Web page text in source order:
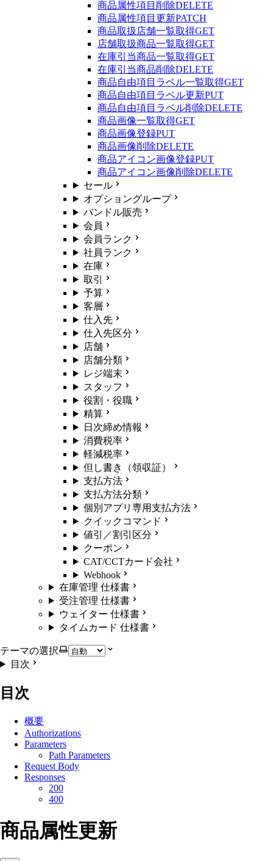
商品属性項目削除DELETE
商品属性項目更新PATCH
商品取扱店舗一覧取得GET
店舗取扱商品一覧取得GET
在庫引当商品一覧取得GET
在庫引当商品削除DELETE
商品自由項目ラベル一覧取得GET
商品自由項目ラベル更新PUT
商品自由項目ラベル削除DELETE
商品画像一覧取得GET
商品画像登録PUT
商品画像削除DELETE
商品アイコン画像登録PUT
商品アイコン画像削除DELETE
セール
オプショングループ
バンドル販売
会員
会員ランク
社員ランク
在庫
取引
予算
客層
仕入先
仕入先区分
店舗
店舗分類
レジ端末
スタッフ
役割・役職
精算
日次締め情報
消費税率
軽減税率
但し書き（領収証）
支払方法
支払方法分類
個別アプリ専用支払方法
クイックコマンド
値引／割引区分
クーポン
CAT/CCTカード会社
Webhook
在庫管理 仕様書
受注管理 仕様書
ウェイター 仕様書
タイムカード 仕様書
テーマの選択
目次
目次
概要
Authorizations
Parameters
Path Parameters
Request Body
Responses
200
400
商品属性更新